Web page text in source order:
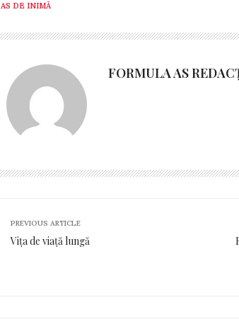
AS DE INIMĂ
FORMULA AS
PREVIOUS ARTICLE
Vița de viață lungă